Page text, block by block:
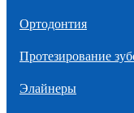
Ортодонтия
Протезирование
Элайнеры